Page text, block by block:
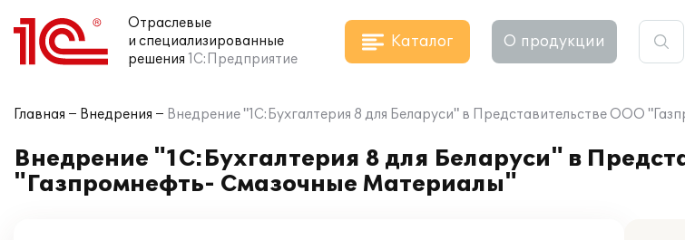
Отраслевые
и специализированные
решения 1С:Предприятие
Каталог О продукции
Главная Внедрения Внедрение "1С:Бухгалтерия 8 для Беларуси" в Представительстве ООО
Внедрение "1С:Бухгалтерия 8 для Беларуси" в
"Газпромнефть- Смазочные Материалы"